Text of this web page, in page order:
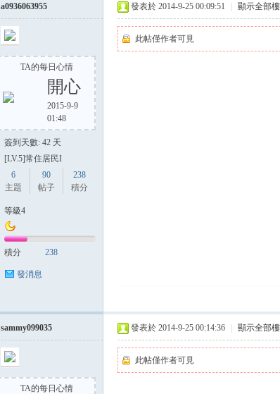
a0936063955
TA的每日心情
開心
2015-9-9
01:48
簽到天數: 42 天
[LV.5]常住居民I
6
主題
90
帖子
238
積分
等級4
積分 238
發消息
發表於 2014-9-25 00:09:51 顯示全部
此帖僅作者可見
sammy099035
TA的每日心情
發表於 2014-9-25 00:14:36 顯示全部
此帖僅作者可見